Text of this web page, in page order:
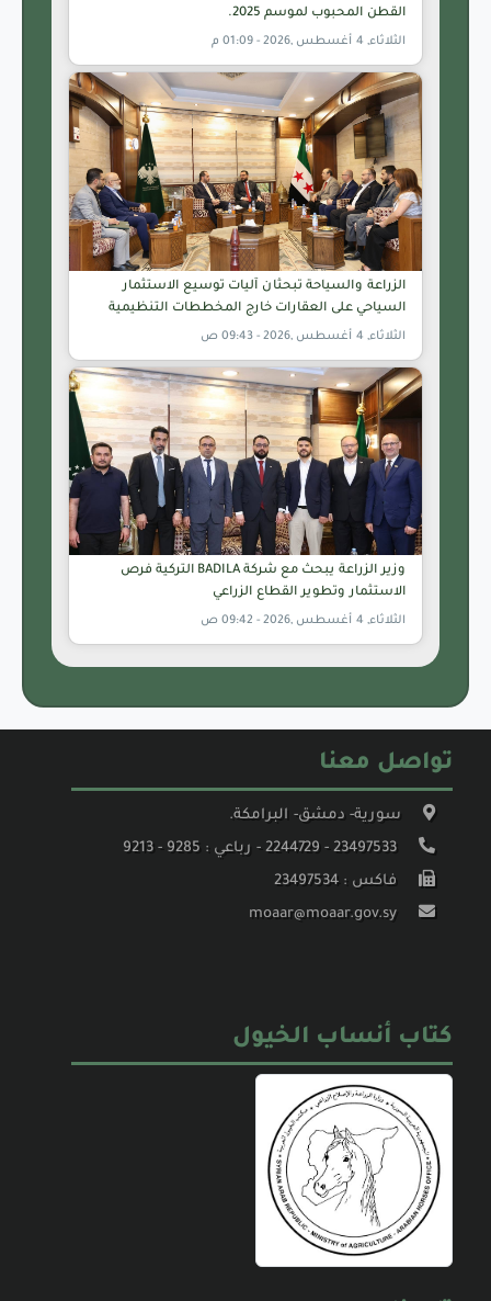
القطن المحبوب لموسم 2025.
الثلاثاء, 4 أغسطس ,2026 - 01:09 م
الزراعة والسياحة تبحثان آليات توسيع الاستثمار
السياحي على العقارات خارج المخططات التنظيمية
الثلاثاء, 4 أغسطس ,2026 - 09:43 ص
وزير الزراعة يبحث مع شركة BADILA التركية فرص
الاستثمار وتطوير القطاع الزراعي
الثلاثاء, 4 أغسطس ,2026 - 09:42 ص
تواصل معنا
سورية- دمشق- البرامكة.
فاكس : 23497534
كتاب أنساب الخيول